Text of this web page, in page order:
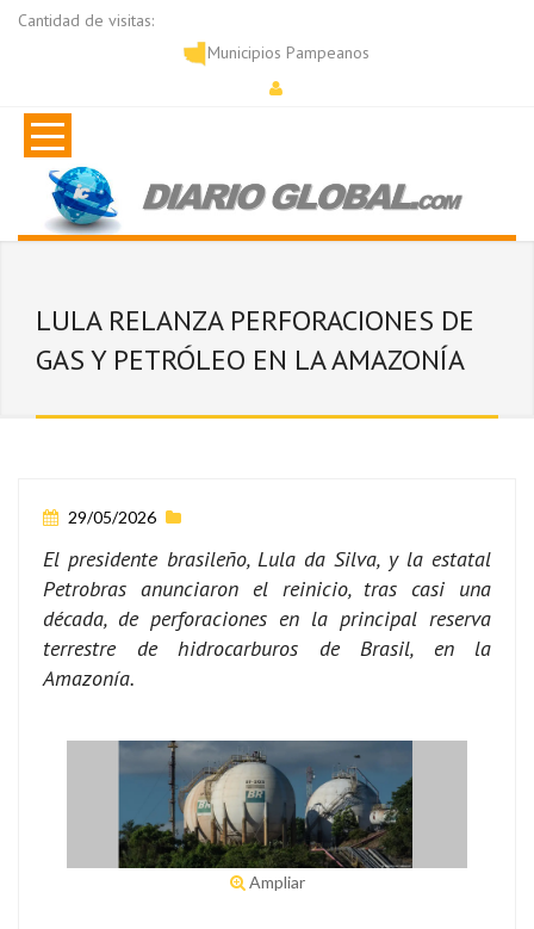
Cantidad de visitas:
Municipios Pampeanos
LULA RELANZA PERFORACIONES DE
GAS Y PETRÓLEO EN LA AMAZONÍA
29/05/2026
El presidente brasileño, Lula da Silva, y la estatal
Petrobras anunciaron el reinicio, tras casi una
década, de perforaciones en la principal reserva
terrestre de hidrocarburos de Brasil, en la
Amazonía.
Ampliar